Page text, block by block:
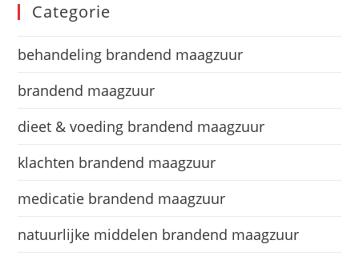
Categorie
behandeling brandend maagzuur
brandend maagzuur
dieet & voeding brandend maagzuur
klachten brandend maagzuur
medicatie brandend maagzuur
natuurlijke middelen brandend maagzuur